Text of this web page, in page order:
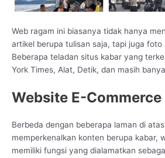
Web ragam ini biasanya tidak hanya
artikel berupa tulisan saja, tapi juga foto
Beberapa teladan situs kabar yang
York Times, Alat, Detik, dan masih
Website E-Commerce
Berbeda dengan beberapa laman di
memperkenalkan konten berupa kabar,
memiliki fungsi yang dialamatkan